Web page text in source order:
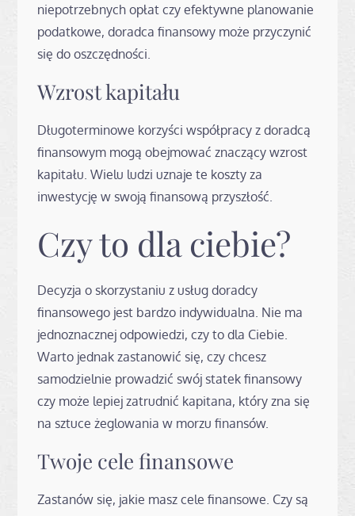
niepotrzebnych opłat czy efektywne planowanie
podatkowe, doradca finansowy może przyczynić
się do oszczędności.
Wzrost kapitału
Długoterminowe korzyści współpracy z doradcą
finansowym mogą obejmować znaczący wzrost
kapitału. Wielu ludzi uznaje te koszty za
inwestycję w swoją finansową przyszłość.
Czy to dla ciebie?
Decyzja o skorzystaniu z usług doradcy
finansowego jest bardzo indywidualna. Nie ma
jednoznacznej odpowiedzi, czy to dla Ciebie.
Warto jednak zastanowić się, czy chcesz
samodzielnie prowadzić swój statek finansowy
czy może lepiej zatrudnić kapitana, który zna się
na sztuce żeglowania w morzu finansów.
Twoje cele finansowe
Zastanów się, jakie masz cele finansowe. Czy są